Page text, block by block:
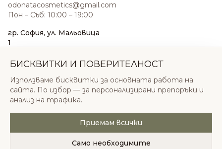
odonatacosmetics@gmail.com
Пон – Съб: 10:00 – 19:00
гр. София, ул. Мальовица
1
sales@odonatacosmetics.com
Нед: 11:00 – 18:00
© 2026 Одоната Козметикс ООД. Всички права
запазени.
Политика за поверителностОбщи условия
БИСКВИТКИ И ПОВЕРИТЕЛНОСТ
Използваме бисквитки за основната работа на
сайта. По избор — за персонализирани препоръки и
анализ на трафика.
Приемам всички
Само необходимите